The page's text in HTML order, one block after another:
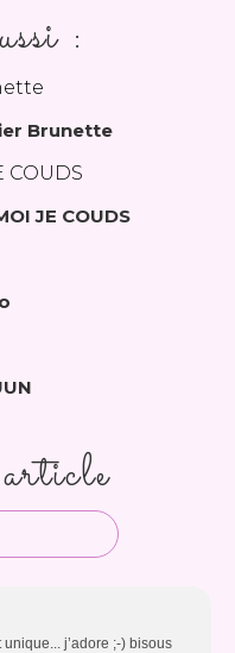
:
Brunette
JE COUDS
j’adore ;-) bisous